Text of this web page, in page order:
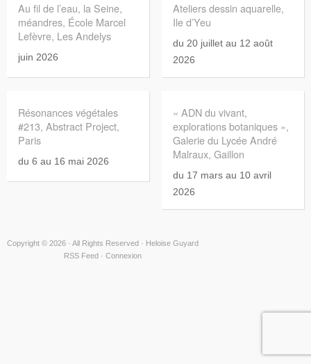
Au fil de l’eau, la Seine,
méandres, École Marcel
Lefèvre, Les Andelys
juin 2026
Ateliers dessin aquarelle,
Ile d’Yeu
du 20 juillet au 12 août
2026
Résonances végétales
#213, Abstract Project,
Paris
du 6 au 16 mai 2026
« ADN du vivant,
explorations botaniques »,
Galerie du Lycée André
Malraux, Gaillon
du 17 mars au 10 avril
2026
Copyright © 2026 · All Rights Reserved · Heloise Guyard
RSS Feed · Connexion